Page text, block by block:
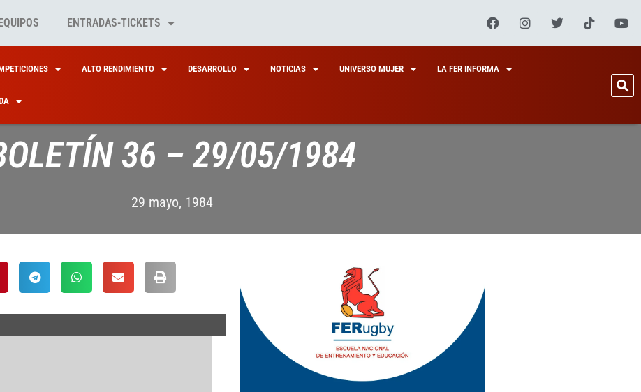
ENTRADAS-TICKETS
ALTO RENDIMIENTO DESARROLLO NOTICIAS UNIVERSO MUJER LA FER INFORMA
36 – 29/05/1984
29 mayo, 1984